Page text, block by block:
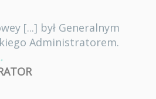
[...] był Generalnym
Administratorem.
.